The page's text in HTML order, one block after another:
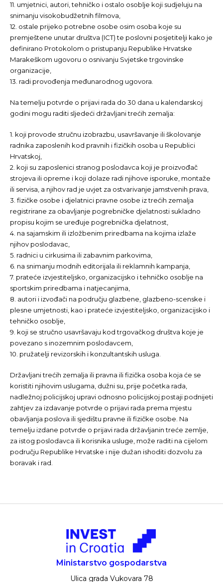
11. umjetnici, autori, tehničko i ostalo osoblje koji sudjeluju na
snimanju visokobudžetnih filmova,
12. ostale prijeko potrebne osobe osim osoba koje su
premještene unutar društva (ICT) te poslovni posjetitelji kako je
definirano Protokolom o pristupanju Republike Hrvatske
Marakeškom ugovoru o osnivanju Svjetske trgovinske
organizacije,
13. radi provođenja međunarodnog ugovora.
Na temelju potvrde o prijavi rada do 30 dana u kalendarskoj
godini mogu raditi sljedeći državljani trećih zemalja:
1. koji provode stručnu izobrazbu, usavršavanje ili školovanje
radnika zaposlenih kod pravnih i fizičkih osoba u Republici
Hrvatskoj,
2. koji su zaposlenici stranog poslodavca koji je proizvođač
strojeva ili opreme i koji dolaze radi njihove isporuke, montaže
ili servisa, a njihov rad je uvjet za ostvarivanje jamstvenih prava,
3. fizičke osobe i djelatnici pravne osobe iz trećih zemalja
registrirane za obavljanje pogrebničke djelatnosti sukladno
propisu kojim se uređuje pogrebnička djelatnost,
4. na sajamskim ili izložbenim priredbama na kojima izlaže
njihov poslodavac,
5. radnici u cirkusima ili zabavnim parkovima,
6. na snimanju modnih editorijala ili reklamnih kampanja,
7. prateće izvjestiteljsko, organizacijsko i tehničko osoblje na
sportskim priredbama i natjecanjima,
8. autori i izvođači na području glazbene, glazbeno-scenske i
plesne umjetnosti, kao i prateće izvjestiteljsko, organizacijsko i
tehničko osoblje,
9. koji se stručno usavršavaju kod trgovačkog društva koje je
povezano s inozemnim poslodavcem,
10. pružatelji revizorskih i konzultantskih usluga.
Državljani trećih zemalja ili pravna ili fizička osoba koja će se
koristiti njihovim uslugama, dužni su, prije početka rada,
nadležnoj policijskoj upravi odnosno policijskoj postaji podnijeti
zahtjev za izdavanje potvrde o prijavi rada prema mjestu
obavljanja poslova ili sjedištu pravne ili fizičke osobe. Na
temelju izdane potvrde o prijavi rada državljanin treće zemlje,
za istog poslodavca ili korisnika usluge, može raditi na cijelom
području Republike Hrvatske i nije dužan ishoditi dozvolu za
boravak i rad.
Ministarstvo gospodarstva
Ulica grada Vukovara 78